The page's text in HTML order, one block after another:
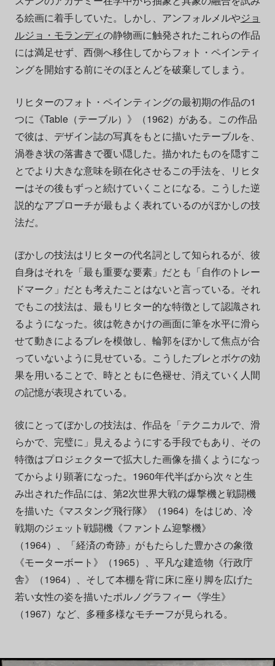
る絵画に着手していた。しかし、アンフォルメルやジョ
ルジョ・モランディの静物画に触発されたこれらの作品
には満足せず、西側へ移住してからフォト・ペインティ
ングを開始する前にそのほとんどを破棄してしまう。
リヒターのフォト・ペインティングの最初期の作品の1
つに《Table（テーブル）》（1962）がある。この作品
で彼は、デザイン誌の写真をもとに描いたテーブルを、
渦巻き状の落書きで覆い隠した。描かれたものを隠すこ
とでより大きな意味を顕在化させるこの手法を、リヒタ
ーはその後もずっと続けていくことになる。こうした逆
説的なアプローチが最もよく表れているのがぼかしの技
法だ。
ぼかしの技法はリヒターの代名詞として知られるが、彼
自身はそれを「最も重要な要素」だとも「自作のトレー
ドマーク」だとも考えたことはないと言っている。それ
でもこの技法は、最もリヒター的な特徴として認識され
るようになった。彼は乾きかけの画面に筆を水平に滑ら
せて動きによるブレを模倣し、輪郭をぼかして焦点が合
っていないように見せている。こうしたブレとボケの効
果を用いることで、時とともに色褪せ、消えていく人間
の記憶が表現されている。
彼にとってぼかしの技法は、作品を「テクニカルで、滑
らかで、完璧に」見えるようにする手段でもあり、その
特徴はプロジェクターで拡大した画像を描くようになっ
てからより顕著になった。1960年代半ばから次々と生
み出された作品には、第2次世界大戦の爆撃機と戦闘機
を描いた《マスタング飛行隊》（1964）をはじめ、冷
戦期のジェット戦闘機《ファントム迎撃機》
（1964）、「経済の奇跡」がもたらした豊かさの象徴
《モーターボート》（1965）、平凡な建造物《行政庁
舎》（1964）、そして本棚を背に床に座り脚を広げた
若い女性の姿を描いたポルノグラフィー《学生》
（1967）など、多種多様なモチーフが見られる。